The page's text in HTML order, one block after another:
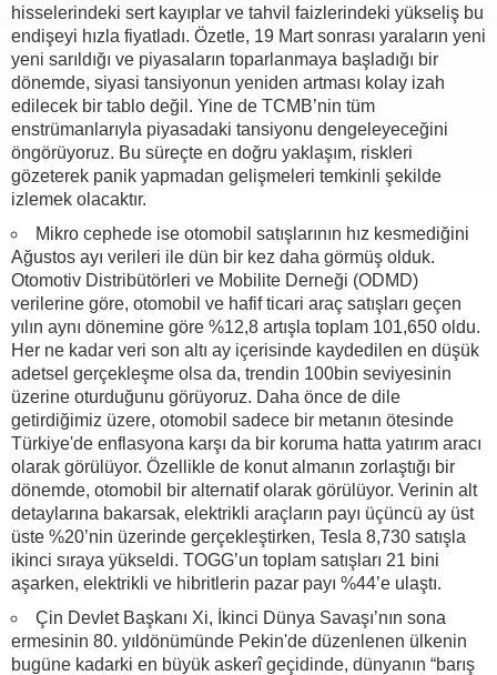
hisselerindeki sert kayıplar ve tahvil faizlerindeki yükseliş bu
endişeyi hızla fiyatladı. Özetle, 19 Mart sonrası yaraların yeni
yeni sarıldığı ve piyasaların toparlanmaya başladığı bir
dönemde, siyasi tansiyonun yeniden artması kolay izah
edilecek bir tablo değil. Yine de TCMB’nin tüm
enstrümanlarıyla piyasadaki tansiyonu dengeleyeceğini
öngörüyoruz. Bu süreçte en doğru yaklaşım, riskleri
gözeterek panik yapmadan gelişmeleri temkinli şekilde
izlemek olacaktır.
Mikro cephede ise otomobil satışlarının hız kesmediğini
Ağustos ayı verileri ile dün bir kez daha görmüş olduk.
Otomotiv Distribütörleri ve Mobilite Derneği (ODMD)
verilerine göre, otomobil ve hafif ticari araç satışları geçen
yılın aynı dönemine göre %12,8 artışla toplam 101,650 oldu.
Her ne kadar veri son altı ay içerisinde kaydedilen en düşük
adetsel gerçekleşme olsa da, trendin 100bin seviyesinin
üzerine oturduğunu görüyoruz. Daha önce de dile
getirdiğimiz üzere, otomobil sadece bir metanın ötesinde
Türkiye'de enflasyona karşı da bir koruma hatta yatırım aracı
olarak görülüyor. Özellikle de konut almanın zorlaştığı bir
dönemde, otomobil bir alternatif olarak görülüyor. Verinin alt
detaylarına bakarsak, elektrikli araçların payı üçüncü ay üst
üste %20’nin üzerinde gerçekleştirken, Tesla 8,730 satışla
ikinci sıraya yükseldi. TOGG’un toplam satışları 21 bini
aşarken, elektrikli ve hibritlerin pazar payı %44’e ulaştı.
Çin Devlet Başkanı Xi, İkinci Dünya Savaşı’nın sona
ermesinin 80. yıldönümünde Pekin'de düzenlenen ülkenin
bugüne kadarki en büyük askerî geçidinde, dünyanın “barış